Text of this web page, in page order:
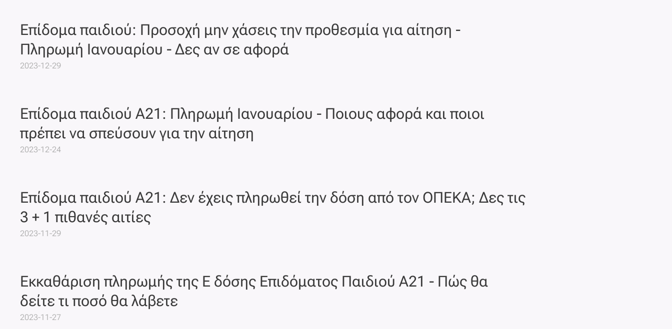
Επίδομα παιδιού: Προσοχή μην χάσεις την προθεσμία για αίτηση -
Πληρωμή Ιανουαρίου - Δες αν σε αφορά
2023-12-29
Επίδομα παιδιού Α21: Πληρωμή Ιανουαρίου - Ποιους αφορά και ποιοι
πρέπει να σπεύσουν για την αίτηση
2023-12-24
Επίδομα παιδιού Α21: Δεν έχεις πληρωθεί την δόση από τον ΟΠΕΚΑ; Δες τις
3 + 1 πιθανές αιτίες
2023-11-29
Εκκαθάριση πληρωμής της Ε δόσης Επιδόματος Παιδιού Α21 - Πώς θα
δείτε τι ποσό θα λάβετε
2023-11-27